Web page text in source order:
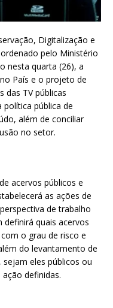
Digitalização e
pelo Ministério
nesta quarta (26), a
País e o projeto de
das TV públicas
pública de
além de conciliar
no setor.
acervos públicos e
as ações de
de trabalho
quais acervos
o grau de risco e
do levantamento de
eles públicos ou
definidas.